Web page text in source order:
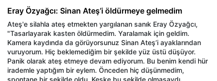
Eray Özyağcı: Sinan Ateş’i öldürmeye gelmedim
Ateş'e silahla ateş etmekten yargılanan sanık Eray Özyağcı,
"Tasarlayarak kasten öldürmedim. Yaralamak için geldim.
Kamera kaydında da görüyorsunuz Sinan Ateş’i ayaklarından
vuruyorum. Hiç beklemediğim bir şekilde yüz üstü düşüyor.
Panik olarak ateş etmeye devam ediyorum. Bu benim kendi hür
irademle yaptığım bir eylem. Önceden hiç düşünmedim,
spontane bir şekilde oldu. Keşke bu şekilde olmasaydı.